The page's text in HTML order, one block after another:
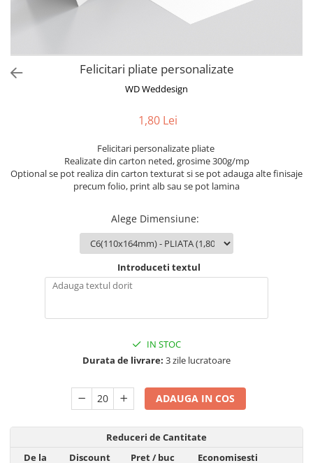
Marturii cu citate
Felicitari pliate personalizate
WD Weddesign
1,80 Lei
Felicitari personalizate pliate
Realizate din carton neted, grosime 300g/mp
Optional se pot realiza din carton texturat si se pot adauga alte finisaje
precum folio, print alb sau se pot lamina
Alege Dimensiune:
Introduceti textul
IN STOC
Durata de livrare: 3 zile lucratoare
ADAUGA IN COS
Reduceri de Cantitate
De la
Discount Pret/ buc
Economisesti